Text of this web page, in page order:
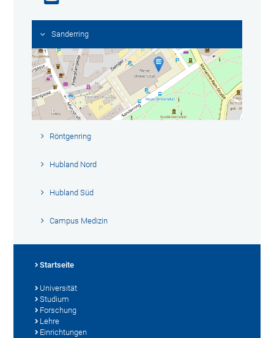
Sanderring
Röntgenring
Hubland Nord
Hubland Süd
Campus Medizin
Startseite
Universität
Studium
Forschung
Lehre
Einrichtungen